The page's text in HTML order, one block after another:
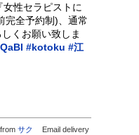
性セラピストに
完全予約制)、通常
くお願い致しま
#kotoku #江
サク
Email delivery